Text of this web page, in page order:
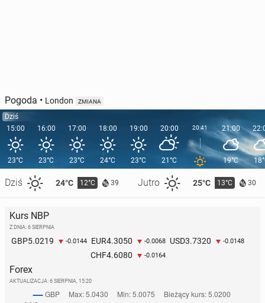
Pogoda • London ZMIANA
Dziś
15:00
23°C
Dziś 24°C 12°C 39 Jutro 25°C 13°C 30
16:00
23°C
17:00
23°C
18:00
24°C
19:00
23°C
20:00
21°C
20:41 21:00
19°C
Kurs NBP
Z DNIA: 6 SIERPNIA
GBP5.0219 -0.0144 EUR4.3050 -0.0068 USD3.7320 -0.0148
CHF4.6080 -0.0164
Forex
AKTUALIZACJA: 6 SIERPNIA, 15:20